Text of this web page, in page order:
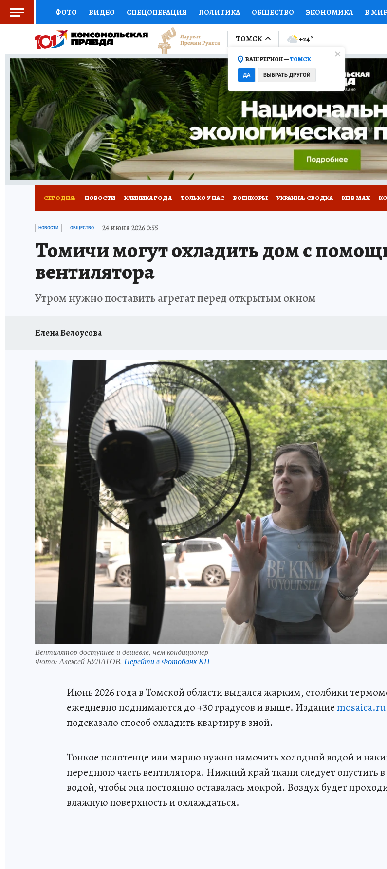
ФОТО ВИДЕО СПЕЦОПЕРАЦИЯ ПОЛИТИКА ОБЩЕСТВО ЭКОНОМИКА В
СОЦПОДДЕРЖКА НАУКА СПОРТ КОЛУМНИСТЫ ПРОИСШЕСТВИЯ
ВЫБОР ЭКСПЕРТОВ ДОКТОР ФИНАНСЫ ОТКРЫВАЕМ МИР Я ЗНАЮ СЕМЬЯ
КНИЖНАЯ ПОЛКА ПРОГНОЗЫ НА СПОРТ ПРОМОКОДЫ СЕРИАЛЫ
ПРЕСС-ЦЕНТР НЕДВИЖИМОСТЬ ТЕЛЕВИЗОР КОЛЛЕКЦИИ КОНКУРСЫ
РАДИО КП РЕКЛАМА ТЕСТЫ НОВОЕ НА САЙТЕ
ТОМСК
ВАШ РЕГИОН —ТОМСК
ДА ВЫБРАТЬ ДРУГОЙ
+24°
СЕГОДНЯ: НОВОСТИ КЛИНИКА ГОДА ТОЛЬКО У НАС ВОЕНКОРЫ УКРАИНА: СВОДКА КП В МАХ
ПРОИСШЕСТВИЯ АФИША
НОВОСТИ ОБЩЕСТВО 24 июня 2026 0:55
Томичи могут охладить дом с
вентилятора
Утром нужно поставить агрегат перед открытым окном
Елена Белоусова
Вентилятор доступнее и дешевле, чем кондиционер
Фото: Алексей БУЛАТОВ. Перейти в Фотобанк КП
Июнь 2026 года в Томской области выдался жарким, столбики
ежедневно поднимаются до +30 градусов и выше. Изданиеmosaica.ru
подсказало способ охладить квартиру в зной.
Тонкое полотенце или марлю нужно намочить холодной водой и
переднюю часть вентилятора. Нижний край ткани следует опустить в
водой, чтобы она постоянно оставалась мокрой. Воздух будет
влажную поверхность и охлаждаться.